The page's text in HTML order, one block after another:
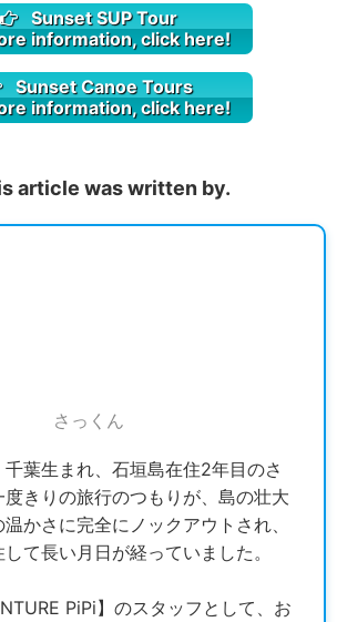
Sunset SUP Tour
information, click here!
Sunset Canoe Tours
information, click here!
article was written by.
さっくん
葉生まれ、石垣島在住2年目のさ
度きりの旅行のつもりが、島の壮大
かさに完全にノックアウトされ、
て長い月日が経っていました。
PiPi】のスタッフとして、お